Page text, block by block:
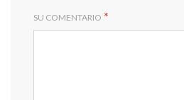
SU COMENTARIO *